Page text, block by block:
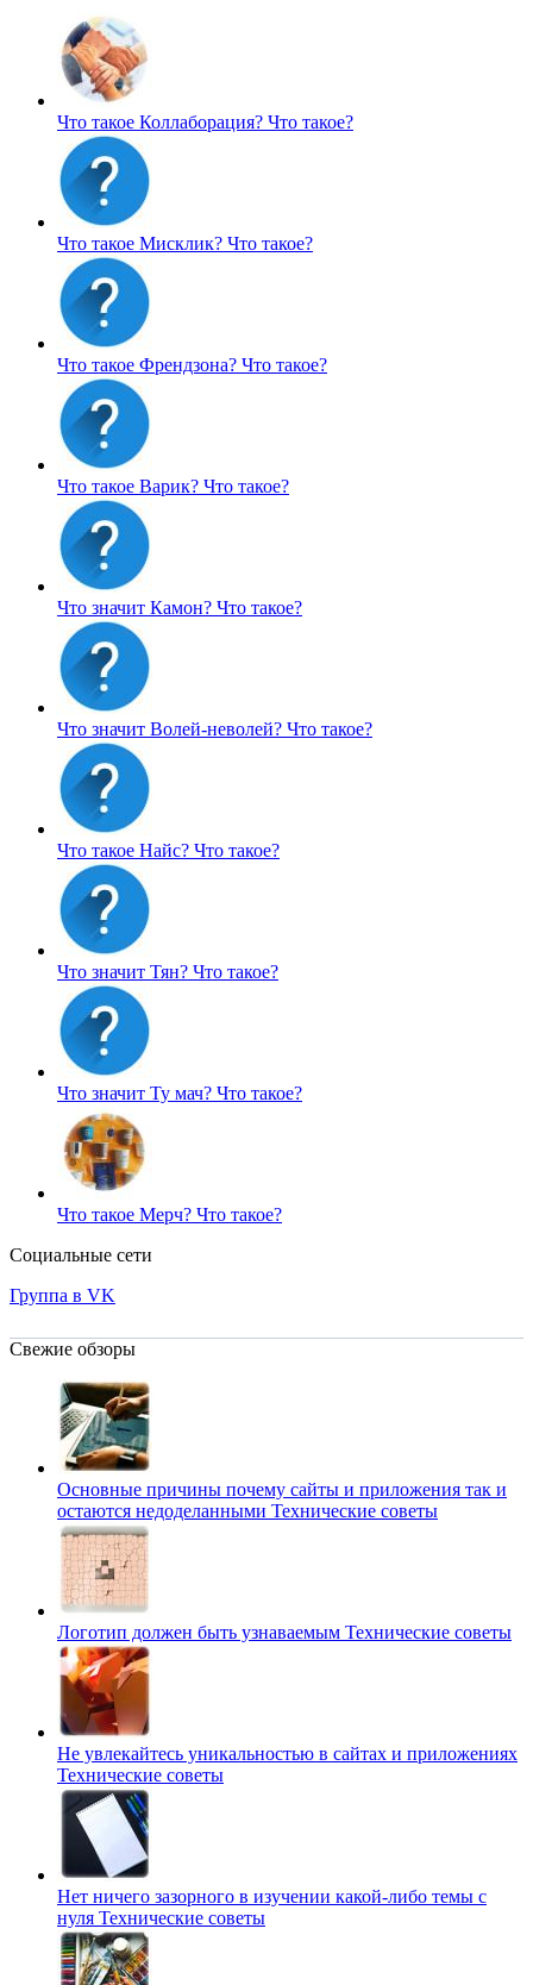
Что такое Коллаборация? Что такое?
Что такое Мисклик? Что такое?
Что такое Френдзона? Что такое?
Что такое Варик? Что такое?
Что значит Камон? Что такое?
Что значит Волей-неволей? Что такое?
Что такое Найс? Что такое?
Что значит Тян? Что такое?
Что значит Ту мач? Что такое?
Что такое Мерч? Что такое?
Социальные сети
Группа в VK
Свежие обзоры
Основные причины почему сайты и приложения так и
остаются недоделанными Технические советы
Логотип должен быть узнаваемым Технические советы
Не увлекайтесь уникальностью в сайтах и приложениях
Технические советы
Нет ничего зазорного в изучении какой-либо темы с
нуля Технические советы